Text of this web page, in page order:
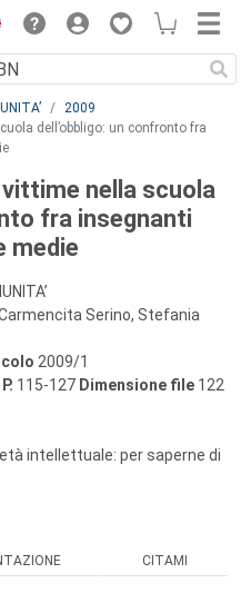
2009
dell’obbligo: un confronto fra
nella scuola
fra insegnanti
medie
Serino, Stefania
2009/1
P. 115-127 Dimensione file 122
intellettuale: per saperne di
CITAMI